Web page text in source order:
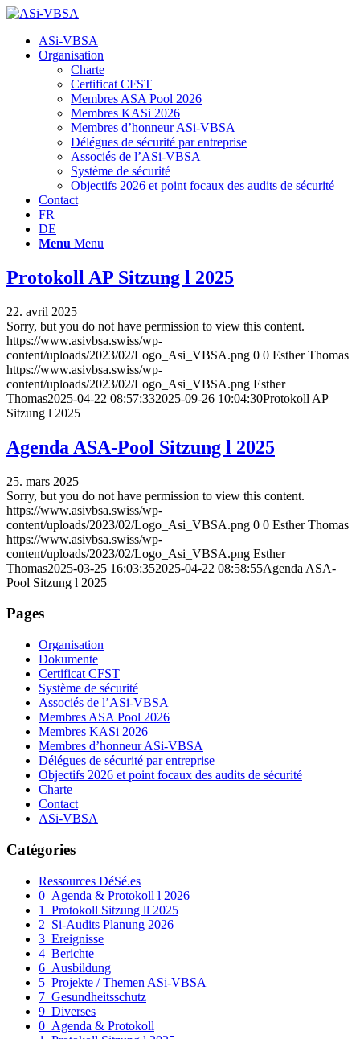
Hauptnavigation
ASi-VBSA
Organisation
Charte
Certificat CFST
Membres ASA Pool 2026
Membres KASi 2026
Membres d’honneur ASi-VBSA
Délégues de sécurité par entreprise
Associés de l’ASi-VBSA
Système de sécurité
Objectifs 2026 et point focaux des audits de sécurité
Contact
FR
DE
Menu Menu
Protokoll AP Sitzung l 2025
22. avril 2025
Sorry, but you do not have permission to view this content.
https://www.asivbsa.swiss/wp-
content/uploads/2023/02/Logo_Asi_VBSA.png 0 0 Esther Thomas
https://www.asivbsa.swiss/wp-
content/uploads/2023/02/Logo_Asi_VBSA.png Esther
Thomas2025-04-22 08:57:332025-09-26 10:04:30Protokoll AP
Sitzung l 2025
Agenda ASA-Pool Sitzung l 2025
25. mars 2025
Sorry, but you do not have permission to view this content.
https://www.asivbsa.swiss/wp-
content/uploads/2023/02/Logo_Asi_VBSA.png 0 0 Esther Thomas
https://www.asivbsa.swiss/wp-
content/uploads/2023/02/Logo_Asi_VBSA.png Esther
Thomas2025-03-25 16:03:352025-04-22 08:58:55Agenda ASA-
Pool Sitzung l 2025
Pages
Organisation
Dokumente
Certificat CFST
Système de sécurité
Associés de l’ASi-VBSA
Membres ASA Pool 2026
Membres KASi 2026
Membres d’honneur ASi-VBSA
Délégues de sécurité par entreprise
Objectifs 2026 et point focaux des audits de sécurité
Charte
Contact
ASi-VBSA
Catégories
Ressources DéSé.es
0_Agenda & Protokoll l 2026
1_Protokoll Sitzung ll 2025
2_Si-Audits Planung 2026
3_Ereignisse
4_Berichte
6_Ausbildung
5_Projekte / Themen ASi-VBSA
7_Gesundheitsschutz
9_Diverses
0_Agenda & Protokoll